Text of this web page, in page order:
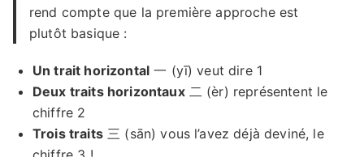
rend compte que la première approche est
plutôt basique :
Un trait horizontal 一 (yī) veut dire 1
Deux traits horizontaux二 (èr) représentent le
chiffre 2
Trois traits三 (sān) vous l’avez déjà deviné, le